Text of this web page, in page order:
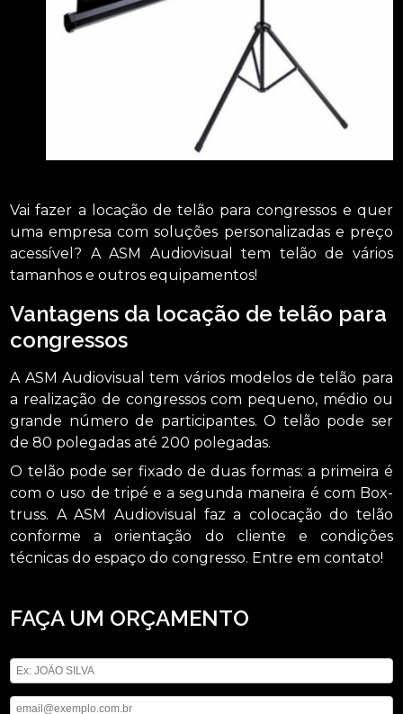
Vai fazer a locação de telão para congressos e quer
uma empresa com soluções personalizadas e preço
acessível? A ASM Audiovisual tem telão de vários
tamanhos e outros equipamentos!
Vantagens da locação de telão para
congressos
A ASM Audiovisual tem vários modelos de telão para
a realização de congressos com pequeno, médio ou
grande número de participantes. O telão pode ser
de 80 polegadas até 200 polegadas.
O telão pode ser fixado de duas formas: a primeira é
com o uso de tripé e a segunda maneira é com Box-
truss. A ASM Audiovisual faz a colocação do telão
conforme a orientação do cliente e condições
técnicas do espaço do congresso. Entre em contato!
FAÇA UM ORÇAMENTO